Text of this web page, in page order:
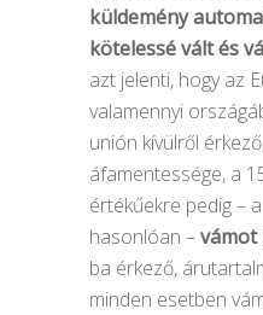
küldemény
kötelessé vált és
azt jelenti, hogy az
valamennyi
unión kívülről
áfamentessége, a
értékűekre pedig –
hasonlóan –vámot
ba érkező,
minden esetben